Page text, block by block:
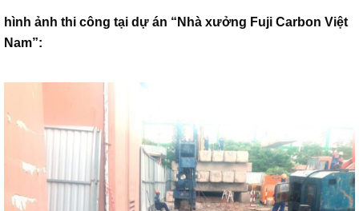
hình ảnh thi công tại dự án “Nhà xưởng Fuji Carbon Việt
Nam”: